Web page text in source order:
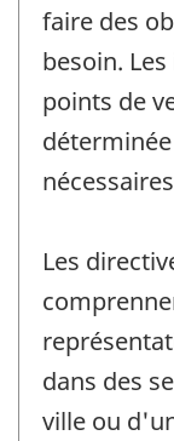
faire des
besoin.
points de
Les
dans des
ville ou